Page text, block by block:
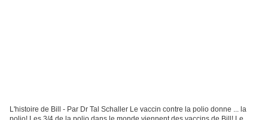
L'histoire de Bill - Par Dr Tal Schaller Le vaccin contre la polio donne ... la